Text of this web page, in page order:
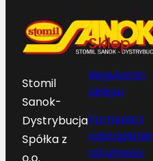
Stomil
Sanok-
Dystrybucja
Spółka z
Sklep
Regulamin
sklepu
Formularz
odstąpienia
od umowy